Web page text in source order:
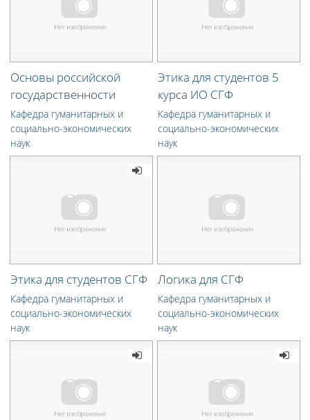
Основы российской
государственности
Кафедра гуманитарных и
социально-экономических
наук
Этика для студентов 5
курса ИО СГФ
Кафедра гуманитарных и
социально-экономических
наук
Этика для студентов СГФ
Кафедра гуманитарных и
социально-экономических
наук
Логика для СГФ
Кафедра гуманитарных и
социально-экономических
наук